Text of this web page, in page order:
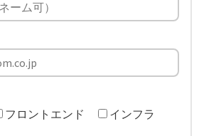
フロントエンド
インフラ